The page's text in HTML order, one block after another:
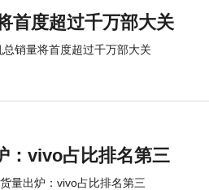
首度超过千万部大关
销量将首度超过千万部大关
：vivo占比排名第三
量出炉：vivo占比排名第三